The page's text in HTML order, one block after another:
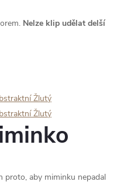
Nelze klip udělat delší
proto, aby miminku nepadal